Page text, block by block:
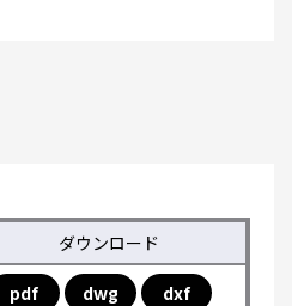
ダウンロード
pdf dwg
dxf